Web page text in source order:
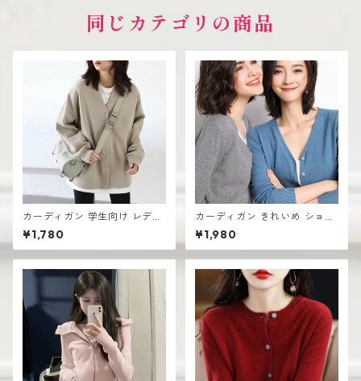
同じカテゴリの商品
カーディガン 学生向け レディ
ース 無地デザイン 高見え おし
ゃれ vネック
¥1,780
カーディガン きれいめ ショー
ト丈 レディース 羽織り 軽量
無地デザイン ニット
¥1,980